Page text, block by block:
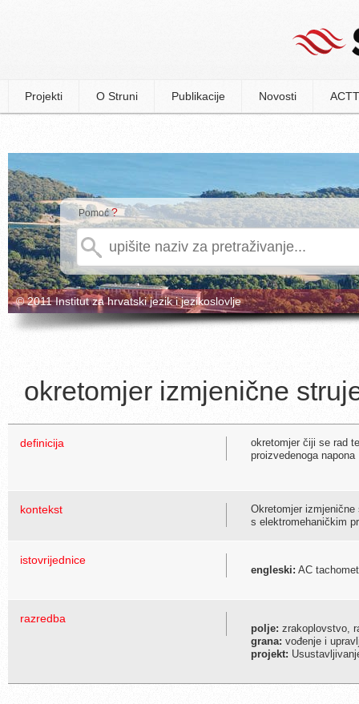
Projekti O Struni Publikacije Novosti
Pomoć?
© 2011 Institut za hrvatski jezik i jezikoslovlje
okretomjer izmjenične
definicija
okretomjer čiji se rad
proizvedenoga napona
kontekst
Okretomjer
s elektromehaničkim
istovrijednice
engleski: AC
razredba
polje: zrakoplovstvo,
grana: vođenje i
projekt: